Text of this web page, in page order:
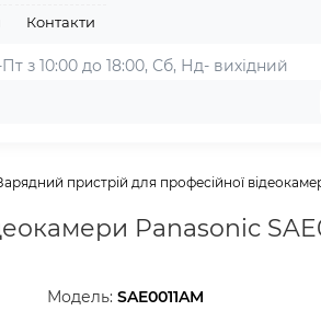
Контакти
з 10:00 до 18:00, Сб, Нд- вихідний
пристрій для професійної
Panasonic
Модель:SAE0011AM